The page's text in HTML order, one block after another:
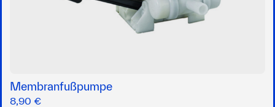
Membranfußpumpe
8,90 €